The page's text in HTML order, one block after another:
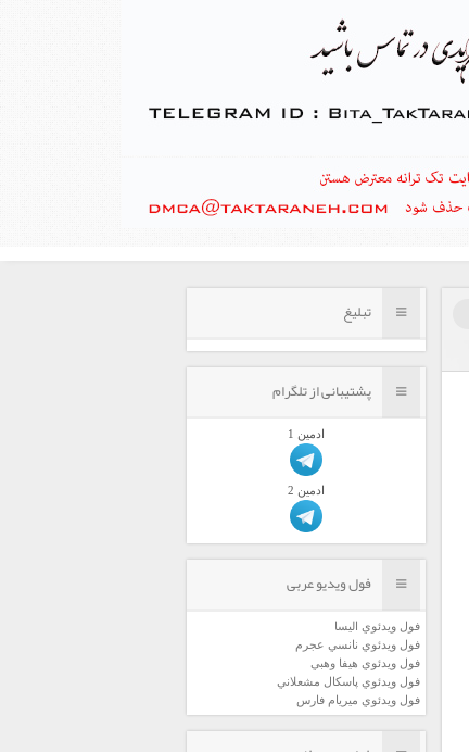
تبلیغ
پشتیبانی از تلگرام
ادمين 1
ادمين 2
فول ویدیو عربی
فول ويدئوي اليسا
فول ويدئوي نانسي عجرم
فول ويدئوي هيفا وهبي
فول ويدئوي پاسكال مشعلاني
فول ويدئوي ميريام فارس